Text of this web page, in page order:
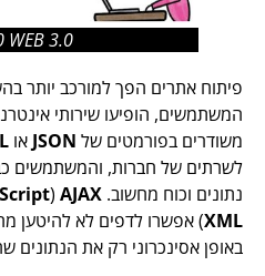
WEB 3.0
פיתוח אתרים הפך למורכב יותר
המשתמשים, הופיעו שירותי אינטרנט,
משודרים בפורמטים שלJSONאו
לשרתים של חברות, והמשתמשים כבר
נתונים וכוח מחשוב.AJAX
(
XML) אפשרו לדפים לא להיטען
באופן אסינכרוני רק את הנתונים